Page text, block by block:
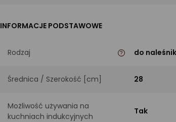
INFORMACJE PODSTAWOWE
Rodzaj do
Średnica / Szerokość [cm] 28
Możliwość używania na
kuchniach indukcyjnych
Tak